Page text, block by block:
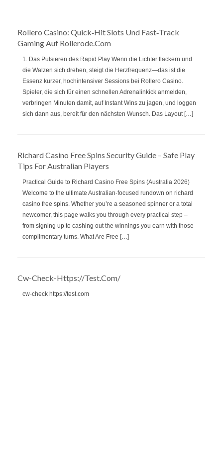
Rollero Casino: Quick‑Hit Slots Und Fast‑Track
Gaming Auf Rollerode.com
1. Das Pulsieren des Rapid Play Wenn die Lichter flackern und
die Walzen sich drehen, steigt die Herzfrequenz—das ist die
Essenz kurzer, hochintensiver Sessions bei Rollero Casino.
Spieler, die sich für einen schnellen Adrenalinkick anmelden,
verbringen Minuten damit, auf Instant Wins zu jagen, und loggen
sich dann aus, bereit für den nächsten Wunsch. Das Layout […]
Richard Casino Free Spins Security Guide – Safe Play
Tips For Australian Players
Practical Guide to Richard Casino Free Spins (Australia 2026)
Welcome to the ultimate Australian‑focused rundown on richard
casino free spins. Whether you’re a seasoned spinner or a total
newcomer, this page walks you through every practical step –
from signing up to cashing out the winnings you earn with those
complimentary turns. What Are Free […]
Cw-Check-Https://test.com/
cw-check https://test.com